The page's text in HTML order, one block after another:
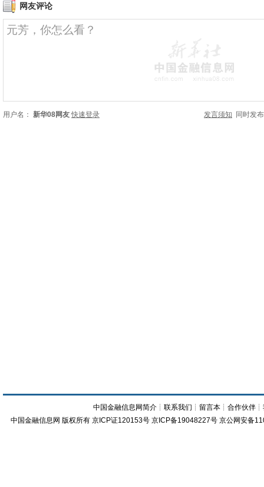
网友评论
用户名： 新华08网友 快速登录 发言须知 同时发
中国金融信息网简介 ┊联系我们 ┊ 留言本 ┊合作伙伴 ┊
中国金融信息网 版权所有 京ICP证120153号 京ICP备19048227号 京公网安备